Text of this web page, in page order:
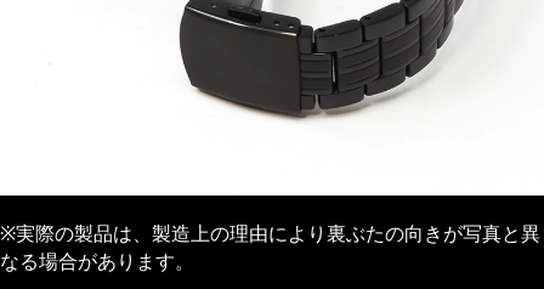
※実際の製品は、製造上の理由により裏ぶたの向きが写真と異
なる場合があります。